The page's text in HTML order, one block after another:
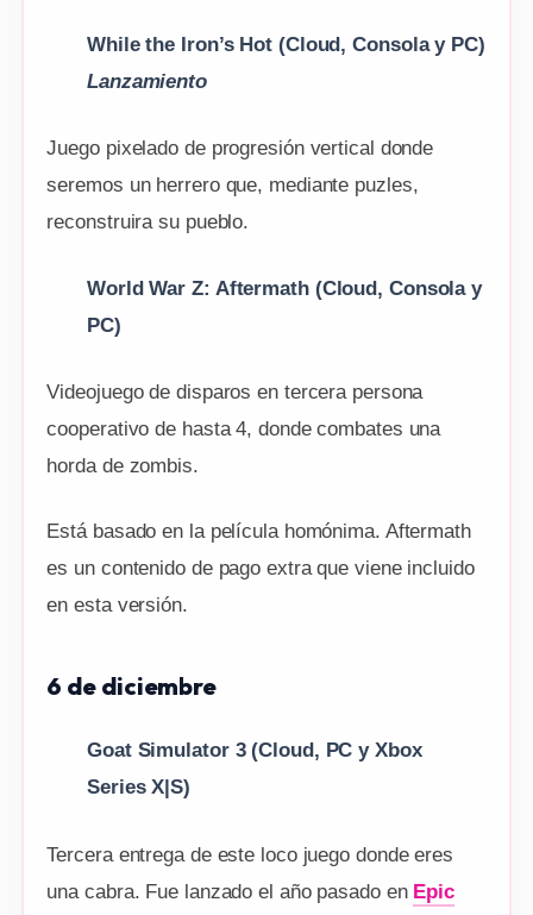
While the Iron’s Hot (Cloud, Consola y PC)
Lanzamiento
Juego pixelado de progresión vertical donde
seremos un herrero que, mediante puzles,
reconstruira su pueblo.
World War Z: Aftermath (Cloud, Consola y
PC)
Videojuego de disparos en tercera persona
cooperativo de hasta 4, donde combates una
horda de zombis.
Está basado en la película homónima. Aftermath
es un contenido de pago extra que viene incluido
en esta versión.
6 de diciembre
Goat Simulator 3 (Cloud, PC y Xbox
Series X|S)
Tercera entrega de este loco juego donde eres
una cabra. Fue lanzado el año pasado en Epic